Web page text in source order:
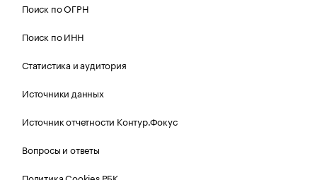
Поиск по ОГРН
Поиск по ИНН
Статистика и аудитория
Источники данных
Источник отчетности Контур.Фокус
Вопросы и ответы
Политика Cookies РБК